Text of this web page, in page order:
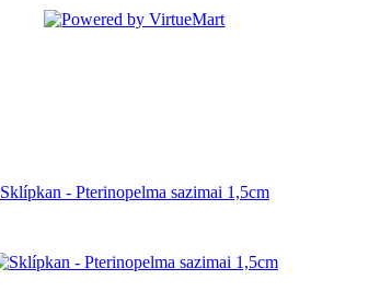
Sklípkan - Pterinopelma sazimai 1,5cm